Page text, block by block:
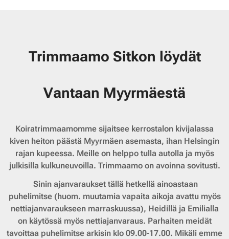
Trimmaamo Sitkon löydät
Vantaan Myyrmäestä
Koiratrimmaamomme sijaitsee kerrostalon kivijalassa
kiven heiton päästä Myyrmäen asemasta, ihan Helsingin
rajan kupeessa. Meille on helppo tulla autolla ja myös
julkisilla kulkuneuvoilla. Trimmaamo on avoinna sovitusti.
Sinin ajanvaraukset tällä hetkellä ainoastaan
puhelimitse (huom. muutamia vapaita aikoja avattu myös
nettiajanvaraukseen marraskuussa), Heidillä ja Emilialla
on käytössä myös nettiajanvaraus. Parhaiten meidät
tavoittaa puhelimitse arkisin klo 09.00-17.00. Mikäli emme